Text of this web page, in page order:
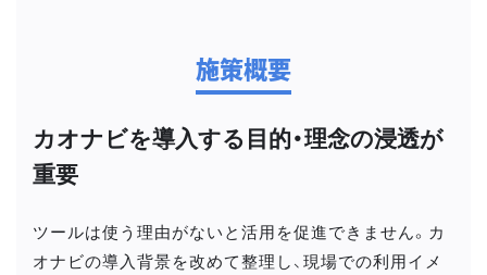
施策概要
カオナビを導入する目的・理念の浸透が
重要
ツールは使う理由がないと活用を促進できません。カ
オナビの導入背景を改めて整理し、現場での利用イメ